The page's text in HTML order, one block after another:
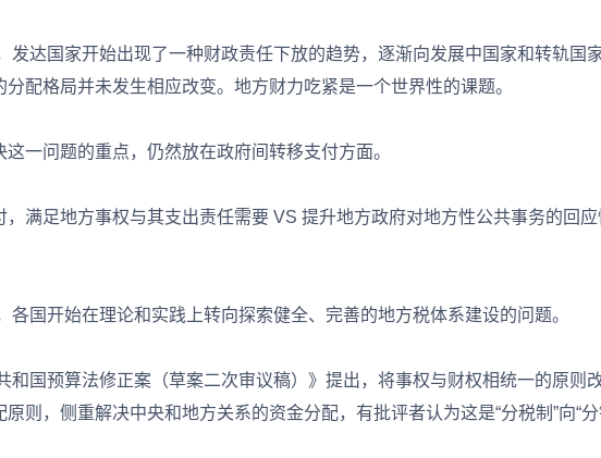
达国家开始出现了一种财政责任下放的趋势，逐渐向发展中国家和转轨国
配格局并未发生相应改变。地方财力吃紧是一个世界性的课题。
问题的重点，仍然放在政府间转移支付方面。
足地方事权与其支出责任需要 VS 提升地方政府对地方性公共事务的回应
国开始在理论和实践上转向探索健全、完善的地方税体系建设的问题。
国预算法修正案（草案二次审议稿）》提出，将事权与财权相统一的原则
则，侧重解决中央和地方关系的资金分配，有批评者认为这是“分税制”向“分